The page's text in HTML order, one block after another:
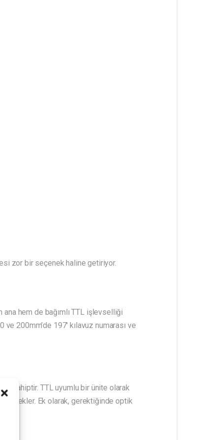
zor bir seçenek haline getiriyor.
hem de bağımlı TTL işlevselliği
200mm’de 197′ kılavuz numarası ve
sahiptir. TTL uyumlu bir ünite olarak
Ek olarak, gerektiğinde optik